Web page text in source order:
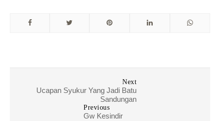
Next
Ucapan Syukur Yang Jadi Batu
Sandungan
Previous
Gw Kesindir